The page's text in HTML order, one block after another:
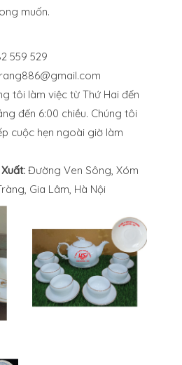
muốn.
559 529
tôi làm việc từ Thứ Hai đến
đến 6:00 chiều. Chúng tôi
cuộc hẹn ngoài giờ làm
Đường Ven Sông, Xóm
Gia Lâm, Hà Nội